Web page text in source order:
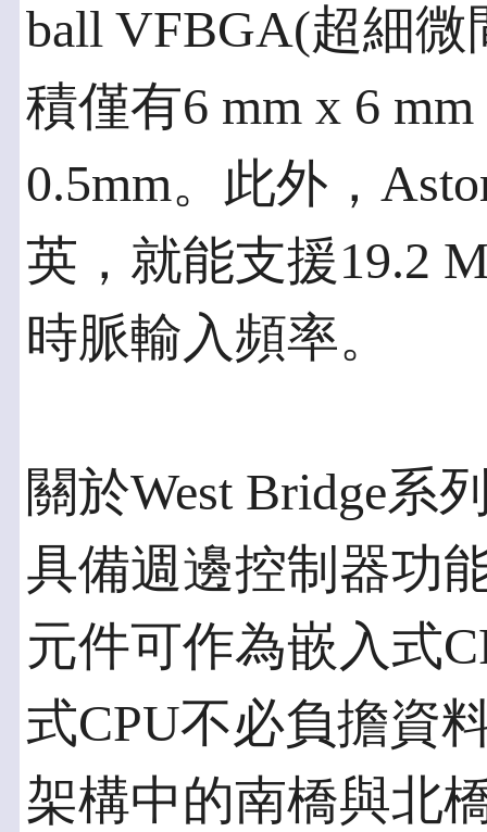
ball VFBGA(超細
積僅有6 mm x 6
0.5mm。此外，
英，就能支援19.2
時脈輸入頻率。
關於West Bridge系
具備週邊控制器功
元件可作為嵌入式
式CPU不必負擔資
架構中的南橋與北